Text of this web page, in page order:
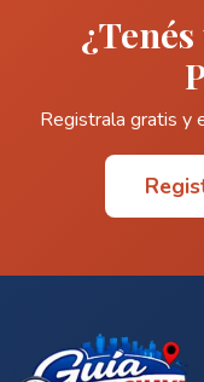
Registrala gratis y